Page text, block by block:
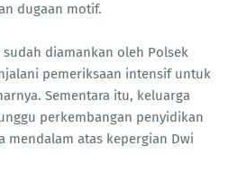
dugaan motif.
diamankan oleh Polsek
pemeriksaan intensif untuk
Sementara itu, keluarga
perkembangan penyidikan
mendalam atas kepergian Dwi